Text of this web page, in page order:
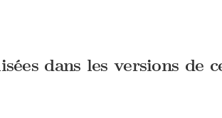
dans les versions de